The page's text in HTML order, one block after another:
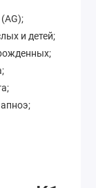
и детей;